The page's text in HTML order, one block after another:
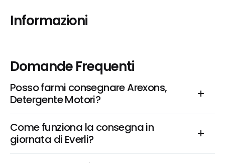
Informazioni
Domande Frequenti
Posso farmi consegnare Arexons,
Detergente Motori?
Come funziona la consegna in
giornata di Everli?